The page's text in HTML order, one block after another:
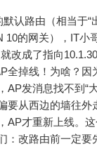
认路由（相当于“
10的网关），IT小
改成了指向
掉线！为啥？因
AP发消息找不到“
要从西边的墙往外
AP才重新上线。
：改路由前一定要